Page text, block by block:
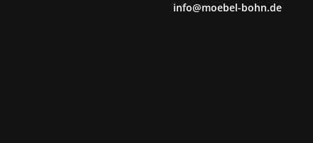
info@moebel-bohn.de